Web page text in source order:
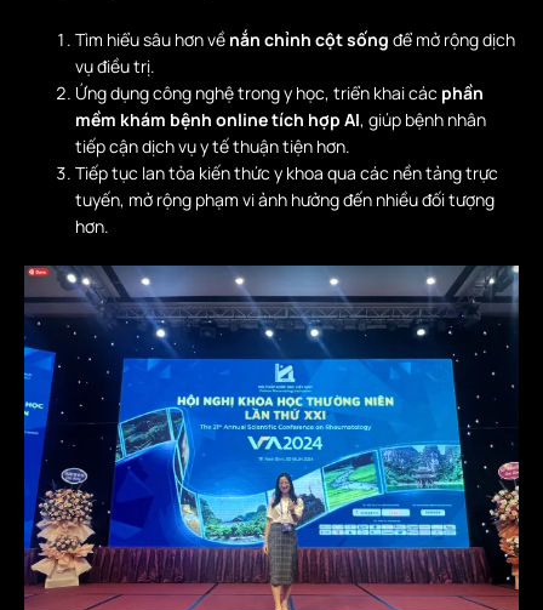
Tìm hiểu sâu hơn về nắn chỉnh cột sống để mở rộng dịch
vụ điều trị.
Ứng dụng công nghệ trong y học, triển khai các phần
mềm khám bệnh online tích hợp AI, giúp bệnh nhân
tiếp cận dịch vụ y tế thuận tiện hơn.
Tiếp tục lan tỏa kiến thức y khoa qua các nền tảng trực
tuyến, mở rộng phạm vi ảnh hưởng đến nhiều đối tượng
hơn.